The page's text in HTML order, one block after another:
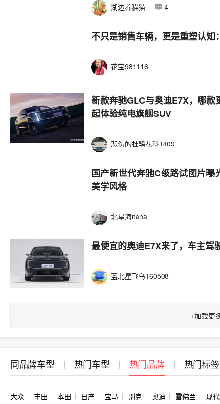
湖边养猫猫 4
不只是销售车辆，更是重塑认
花宝981116
新款奔驰GLC与奥迪E7X，哪款
起体验纯电旗舰SUV
悲伤的杜鹃花科1409
国产新世代奔驰C级路试图片
美学风格
北星海nana
最便宜的奥迪E7X来了，车主驾
蓝北星飞鸟160508
+加载更
同品牌车型 热门车型 热门品牌 热门标签
大众 丰田 本田 日产 宝马 别克 奥迪 雪佛兰 现代